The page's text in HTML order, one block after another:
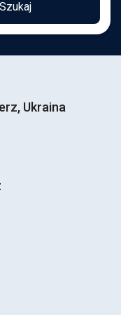
Szukaj
Ukraina